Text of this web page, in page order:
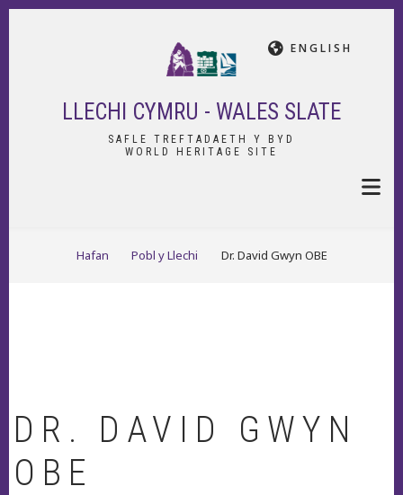
Skip
ENGLISH
LLECHI CYMRU - WALES SLATE
SAFLE TREFTADAETH Y BYD
WORLD HERITAGE SITE
BREADCRUMB
Hafan Pobl y Llechi Dr. David Gwyn OBE
DR. DAVID GWYN
OBE